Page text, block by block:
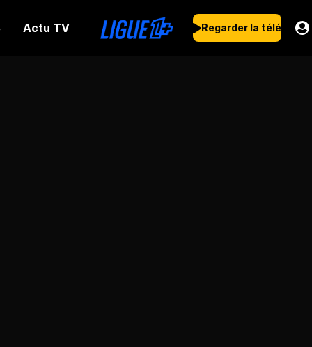
Actu TV Regarder la télé